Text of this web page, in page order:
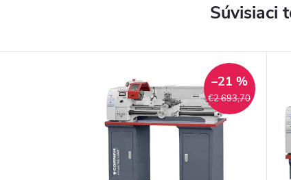
Súvisiaci
€2 693,70
–21 %